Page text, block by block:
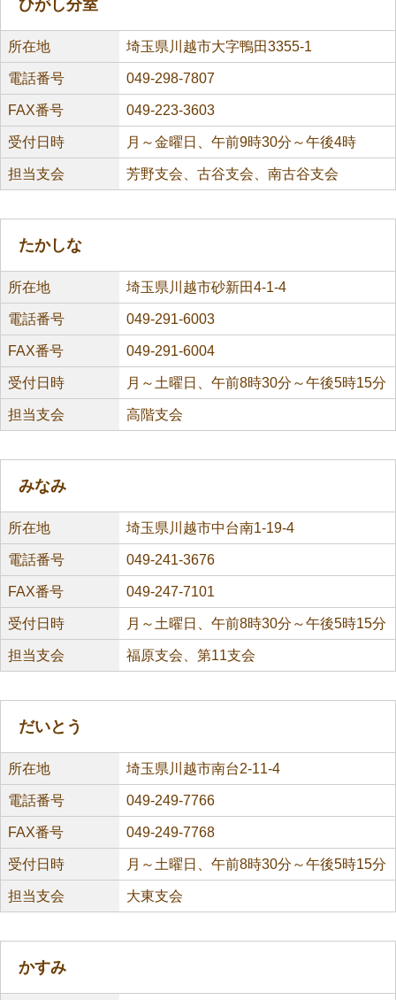
ひがし分室
所在地 埼玉県川越市大字鴨田3355-1
電話番号 049-298-7807
FAX番号 049-223-3603
受付日時 月～金曜日、午前9時30分～午後4時
担当支会 芳野支会、古谷支会、南古谷支会
たかしな
所在地 埼玉県川越市砂新田4-1-4
電話番号 049-291-6003
FAX番号 049-291-6004
受付日時 月～土曜日、午前8時30分～午後5時15分
担当支会 高階支会
みなみ
所在地 埼玉県川越市中台南1-19-4
電話番号 049-241-3676
FAX番号 049-247-7101
受付日時 月～土曜日、午前8時30分～午後5時15分
担当支会 福原支会、第11支会
だいとう
所在地 埼玉県川越市南台2-11-4
電話番号 049-249-7766
FAX番号 049-249-7768
受付日時 月～土曜日、午前8時30分～午後5時15分
担当支会 大東支会
かすみ